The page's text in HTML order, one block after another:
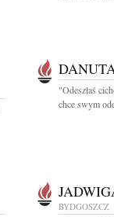
"Odeszłaś
chce swym
BYDGOSZCZ